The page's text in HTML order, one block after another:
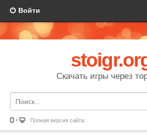
Войти
Скачать игры через
Полная версия сайта